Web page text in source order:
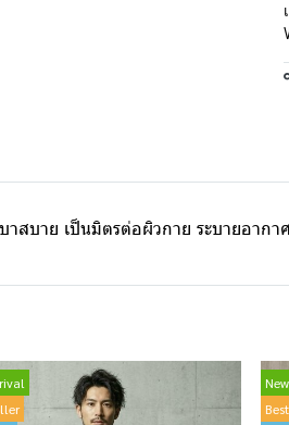
สบาย เป็นมิตรต่อผิวกาย ระบายอาก